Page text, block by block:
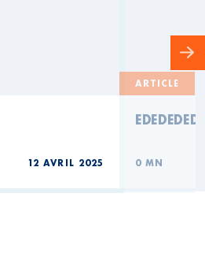
12 AVRIL 2025
ARTICLE
EDEDEDED
0 MN